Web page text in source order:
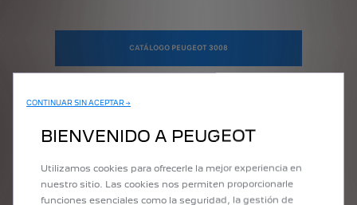
CATÁLOGO PEUGEOT 3008
CONTINUAR SIN ACEPTAR →
BIENVENIDO A PEUGEOT
Utilizamos cookies para ofrecerle la mejor experiencia en
nuestro sitio. Las cookies nos permiten proporcionarle
funciones esenciales como la seguridad, la gestión de